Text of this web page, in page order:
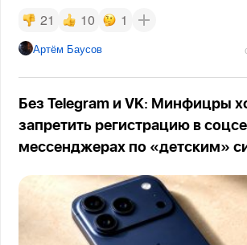
21 10 1
Артём Баусов
Без Telegram и VK: Минфицры
запретить регистрацию в
мессенджерах по «детским»